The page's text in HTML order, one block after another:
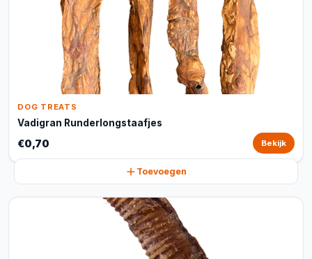
DOG TREATS
Vadigran Runderlongstaafjes
€0,70 Bekijk
Toevoegen